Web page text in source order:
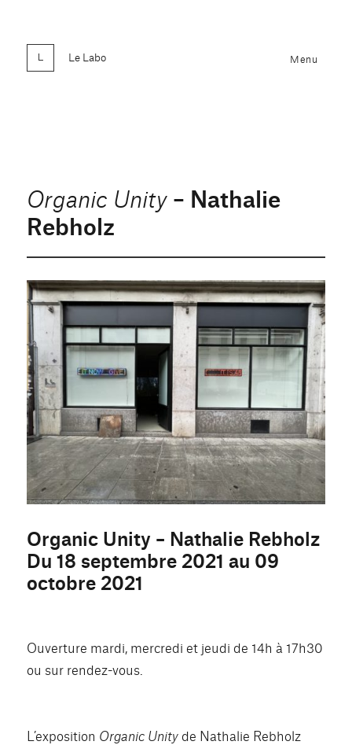
Le Labo Menu
Organic Unity – Nathalie
Rebholz
Organic Unity – Nathalie Rebholz
Du 18 septembre 2021 au 09
octobre 2021
Ouverture mardi, mercredi et jeudi de 14h à 17h30
ou sur rendez-vous.
L’exposition Organic Unityde Nathalie Rebholz